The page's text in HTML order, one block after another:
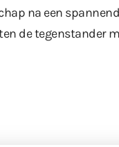
na een
de tegenstander